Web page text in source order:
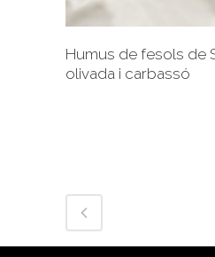
Humus de fesols de
olivada i carbassó